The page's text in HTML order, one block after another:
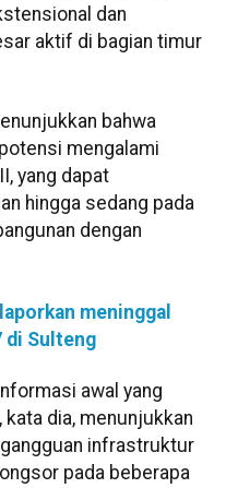
dan
aktif di bagian timur
bahwa
mengalami
yang dapat
hingga sedang pada
dengan
meninggal
di Sulteng
awal yang
dia, menunjukkan
infrastruktur
pada beberapa